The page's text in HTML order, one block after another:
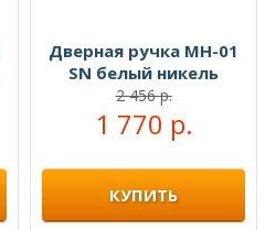
Дверная ручка MH-01
SN белый никель
2 456 р.
1 770 р.
КУПИТЬ